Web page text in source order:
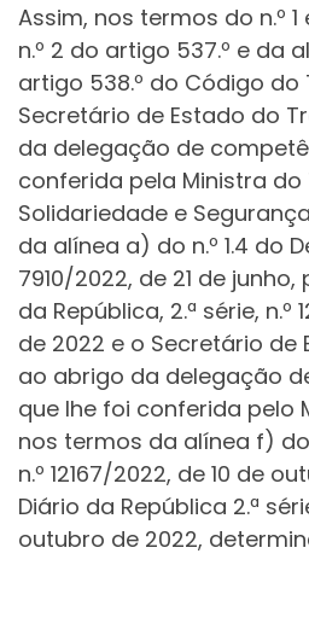
Assim, nos termos do n.º
n.º 2 do artigo 537.º e da
artigo 538.º do Código do
Secretário de Estado do
da delegação de
conferida pela Ministra do
Solidariedade e
da alínea a) do n.º 1.4 do
7910/2022, de 21 de
da República, 2.ª série, n.º
de 2022 e o Secretário de
ao abrigo da delegação
que lhe foi conferida pelo
nos termos da alínea f)
n.º 12167/2022, de 10 de
Diário da República 2.ª
outubro de 2022,